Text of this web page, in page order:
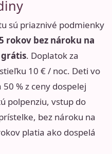
sú priaznivé podmienky
rokov bez nároku na
. Doplatok za
10 € / noc. Deti vo
% z ceny dospelej
polpenziu, vstup do
bez nároku na
platia ako dospelá